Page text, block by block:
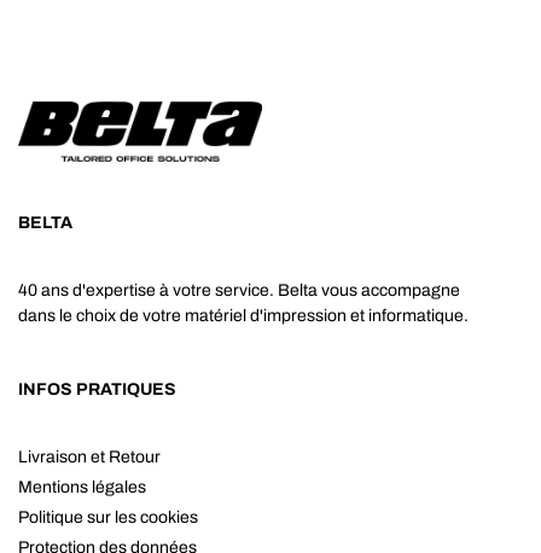
BELTA
40 ans d'expertise à votre service. Belta vous accompagne
dans le choix de votre matériel d'impression et informatique.
INFOS PRATIQUES
Livraison et Retour
Mentions légales
Politique sur les cookies
Protection des données